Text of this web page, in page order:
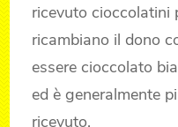
ricevuto cioccolatini
ricambiano il dono
essere cioccolato
ed è generalmente
ricevuto.